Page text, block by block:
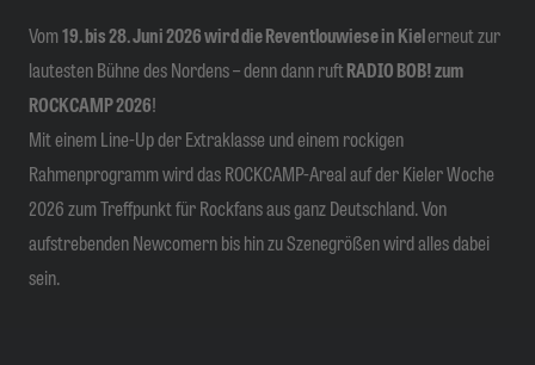
Vom19. bis 28. Juni 2026 wird die Reventlouwiese in Kielerneut zur
lautesten Bühne des Nordens – denn dann ruftRADIO BOB! zum
ROCKCAMP 2026!
Mit einem Line-Up der Extraklasse und einem rockigen
Rahmenprogramm wird das ROCKCAMP-Areal auf der Kieler Woche
2026 zum Treffpunkt für Rockfans aus ganz Deutschland. Von
aufstrebenden Newcomern bis hin zu Szenegrößen wird alles dabei
sein.